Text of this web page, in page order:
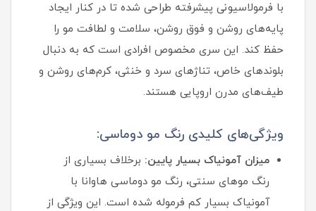
با فرمولاسیونی پیشرفته طراحی شده تا در کنار ایجاد
پایه‌های روشن و فوق‌ روشن، سلامت و لطافت مو را
حفظ کند. این سری مخصوص افرادی است که به دنبال
بلوندهای خاص، تناژهای سرد و خنثی، کرم‌های روشن و
طیف‌های مدرن اروپایی هستند.
ویژگی‌های کلیدی رنگ مو دوماسی:
میزان آمونیاک بسیار پایین: برخلاف بسیاری از
رنگ موهای سنتی، رنگ مو دوماسی هاوانا با
آمونیاک بسیار کم فرموله شده است. این ویژگی از